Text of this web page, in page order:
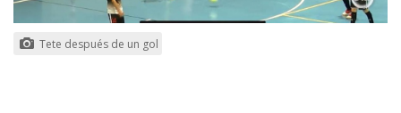
Tete después de un gol